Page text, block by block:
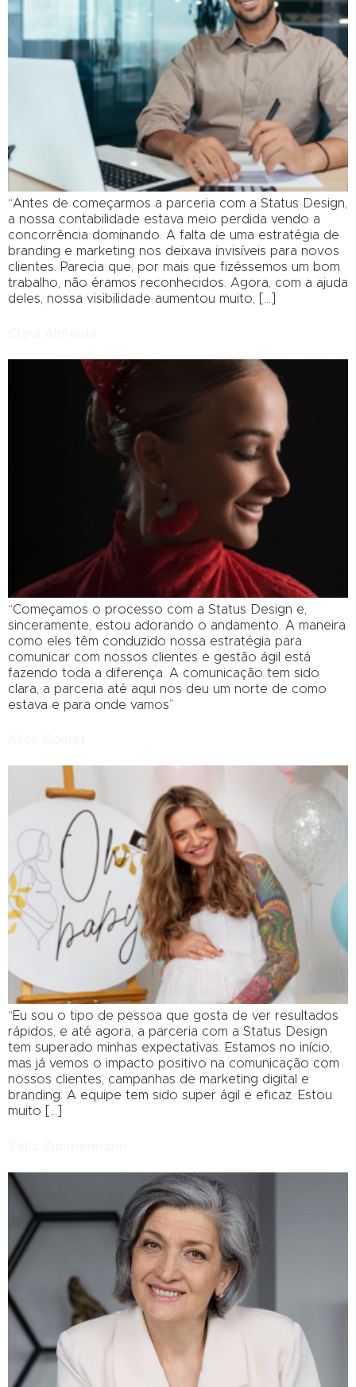
“Antes de começarmos a parceria com a Status Design,
a nossa contabilidade estava meio perdida vendo a
concorrência dominando. A falta de uma estratégia de
branding e marketing nos deixava invisíveis para novos
clientes. Parecia que, por mais que fizéssemos um bom
trabalho, não éramos reconhecidos. Agora, com a ajuda
deles, nossa visibilidade aumentou muito, […]
“Começamos o processo com a Status Design e,
sinceramente, estou adorando o andamento. A maneira
como eles têm conduzido nossa estratégia para
comunicar com nossos clientes e gestão ágil está
fazendo toda a diferença. A comunicação tem sido
clara, a parceria até aqui nos deu um norte de como
estava e para onde vamos”
“Eu sou o tipo de pessoa que gosta de ver resultados
rápidos, e até agora, a parceria com a Status Design
tem superado minhas expectativas. Estamos no início,
mas já vemos o impacto positivo na comunicação com
nossos clientes, campanhas de marketing digital e
branding. A equipe tem sido super ágil e eficaz. Estou
muito […]